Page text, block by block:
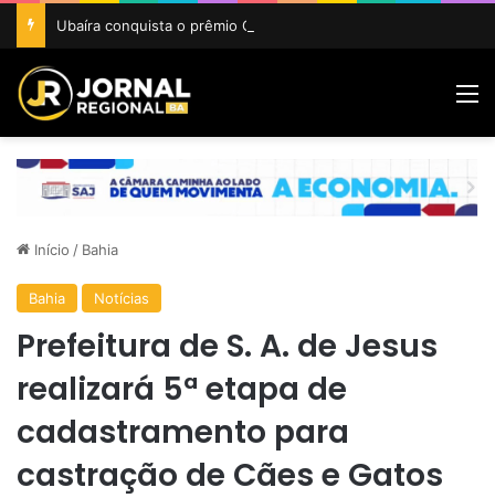
Início / Bahia
Bahia Notícias
Prefeitura de S. A. de Jesus
realizará 5ª etapa de
cadastramento para
castração de Cães e Gatos